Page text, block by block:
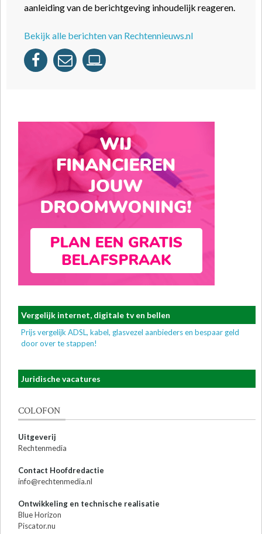
aanleiding van de berichtgeving inhoudelijk reageren.
Bekijk alle berichten van Rechtennieuws.nl
Vergelijk internet, digitale tv en bellen
Prijs vergelijk ADSL, kabel, glasvezel aanbieders en bespaar geld
door over te stappen!
Juridische vacatures
COLOFON
Uitgeverij
Rechtenmedia
Contact Hoofdredactie
info@rechtenmedia.nl
Ontwikkeling en technische realisatie
Blue Horizon
Piscator.nu